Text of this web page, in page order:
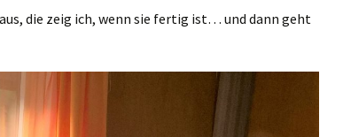
die zeig ich, wenn sie fertig ist… und dann geht